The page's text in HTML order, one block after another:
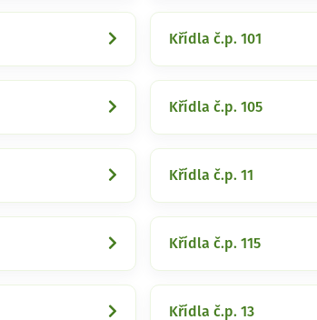
Křídla č.p. 101
Křídla č.p. 105
Křídla č.p. 11
Křídla č.p. 115
Křídla č.p. 13